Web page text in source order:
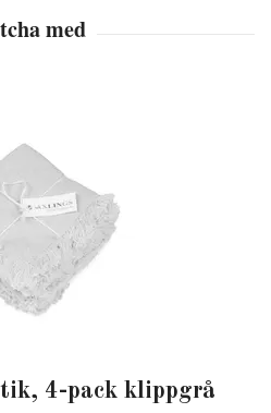
4-pack klippgrå